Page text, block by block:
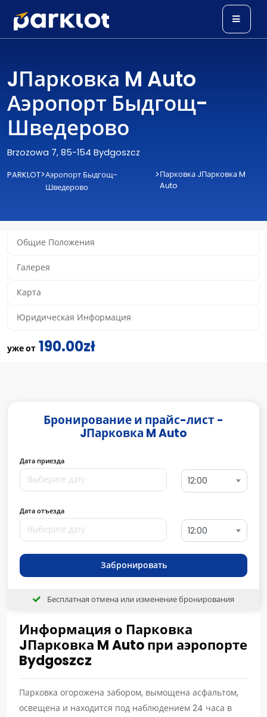
JПарковка M Auto
Аэропорт Быдгощ-
Шведерово
Brzozowa 7, 85-154 Bydgoszcz
PARKLOT>Аэропорт Быдгощ-
Шведерово
>Парковка JПарковка M
Auto
Общие Положения
Галерея
Карта
Юридическая Информация
уже от 190.00zł
Информация о Парковка
JПарковка M Auto при аэропорте
Bydgoszcz
Парковка огорожена забором, вымощена асфальтом,
освещена и находится под наблюдением 24 часа в
Бронирование и прайс-лист -
JПарковка M Auto
Дата приезда
12:00
Дата отъезда
12:00
Забронировать
Бесплатная отмена или изменение бронирования